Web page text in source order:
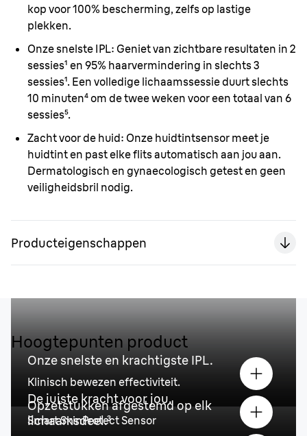
kop voor 100% bescherming, zelfs op lastige
plekken.
Onze snelste IPL: Geniet van zichtbare resultaten in 2
sessies¹ en 95% haarvermindering in slechts 3
sessies¹. Een volledige lichaamssessie duurt slechts
10 minuten⁴ om de twee weken voor een totaal van 6
sessies⁵.
Zacht voor de huid: Onze huidtintsensor meet je
huidtint en past elke flits automatisch aan jou aan.
Dermatologisch en gynaecologisch getest en geen
veiligheidsbril nodig.
Producteigenschappen
Hoogtepunten product
Onze snelste en krachtigste IPL.
Klinisch bewezen effectiviteit.
De juiste kracht voor jou.
Smart SkinProtect Sensor
Opzetstukken afgestemd op elk
lichaamsdeel.³